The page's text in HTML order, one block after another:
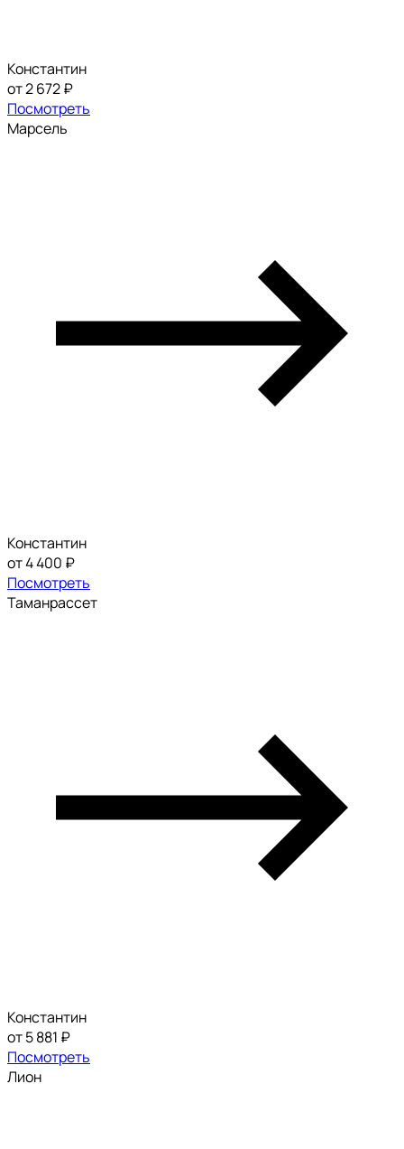
Константин
от 2 672 ₽
Посмотреть
Марсель
Константин
от 4 400 ₽
Посмотреть
Таманрассет
Константин
от 5 881 ₽
Посмотреть
Лион